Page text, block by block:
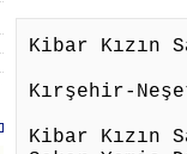
Kibar Kızın
Kırşehir-
Kibar Kızın